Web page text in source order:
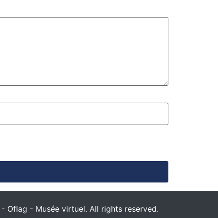
Oflag - Musée virtuel. All rights reserved.